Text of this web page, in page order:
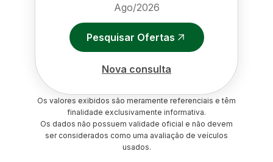
Ago/2026
Pesquisar Ofertas
Nova consulta
Os valores exibidos são meramente referenciais e têm
finalidade exclusivamente informativa.
Os dados não possuem validade oficial e não devem
ser considerados como uma avaliação de veículos
usados.